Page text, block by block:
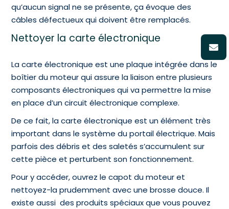
qu’aucun signal ne se présente, ça évoque des
câbles défectueux qui doivent être remplacés.
Nettoyer la carte électronique
La carte électronique est une plaque intégrée dans le
boîtier du moteur qui assure la liaison entre plusieurs
composants électroniques qui va permettre la mise
en place d’un circuit électronique complexe.
De ce fait, la carte électronique est un élément très
important dans le système du portail électrique. Mais
parfois des débris et des saletés s’accumulent sur
cette pièce et perturbent son fonctionnement.
Pour y accéder, ouvrez le capot du moteur et
nettoyez-la prudemment avec une brosse douce. Il
existe aussi des produits spéciaux que vous pouvez